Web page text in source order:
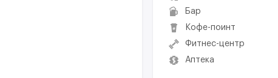
Бар
Кофе-поинт
Фитнес-центр
Аптека